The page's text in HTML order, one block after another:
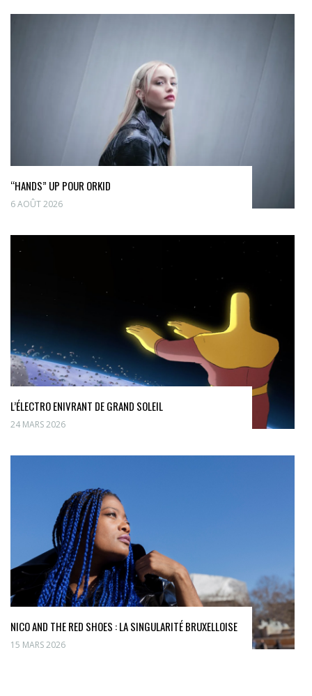
“HANDS” UP POUR ORKID
6 AOÛT 2026
L’ÉLECTRO ENIVRANT DE GRAND SOLEIL
24 MARS 2026
NICO AND THE RED SHOES : LA SINGULARITÉ BRUXELLOISE
15 MARS 2026